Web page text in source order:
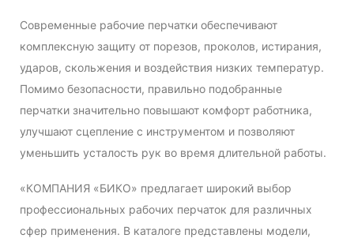
Современные рабочие перчатки обеспечивают
комплексную защиту от порезов, проколов, истирания,
ударов, скольжения и воздействия низких температур.
Помимо безопасности, правильно подобранные
перчатки значительно повышают комфорт работника,
улучшают сцепление с инструментом и позволяют
уменьшить усталость рук во время длительной работы.
«КОМПАНИЯ «БИКО» предлагает широкий выбор
профессиональных рабочих перчаток для различных
сфер применения. В каталоге представлены модели,